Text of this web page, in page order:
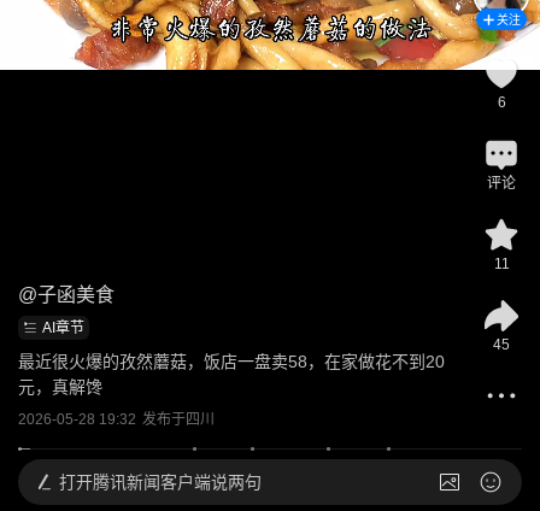
@子函美食
AI章节
最近很火爆的孜然蘑菇，饭店一盘卖58，在家做花不到20
元，真解馋
2026-05-28 19:32 发布于四川
关注
6
评论
11
45
打开腾讯新闻客户端说两句